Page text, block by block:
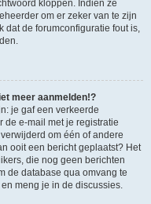
kloppen. Indien ze
om er zeker van te zijn
dat de forumconfiguratie fout is,
meer aanmelden!?
je gaf een verkeerde
de e-mail met je registratie
om één of andere
ooit een bericht geplaatst? Het
die nog geen berichten
de database qua omvang te
meng je in de discussies.